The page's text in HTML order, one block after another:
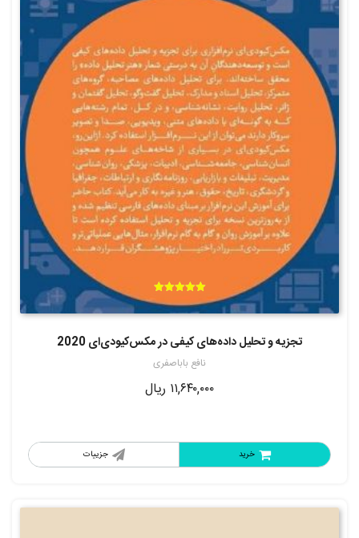
تجزیه و تحلیل داده‌های کیفی در مکس‌کیودی‌ای 2020
نافع باباصفری
5.00
از 5
۱۱,۶۴۰,۰۰۰ ریال
جزییات خرید